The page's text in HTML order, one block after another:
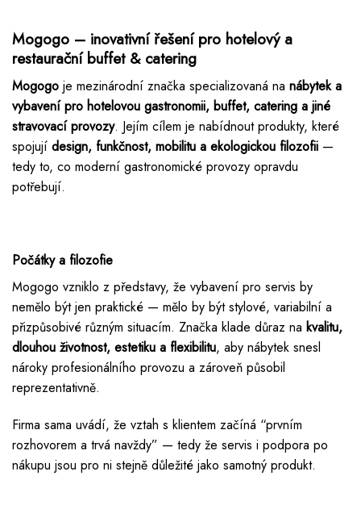
Mogogo – inovativní řešení pro hotelový a
restaurační buffet & catering
Mogogo je mezinárodní značka specializovaná na nábytek a
vybavení pro hotelovou gastronomii, buffet, catering a jiné
stravovací provozy. Jejím cílem je nabídnout produkty, které
spojují design, funkčnost, mobilitu a ekologickou filozofii —
tedy to, co moderní gastronomické provozy opravdu
potřebují.
Počátky a filozofie
Mogogo vzniklo z představy, že vybavení pro servis by
nemělo být jen praktické — mělo by být stylové, variabilní a
přizpůsobivé různým situacím. Značka klade důraz na kvalitu,
dlouhou životnost, estetiku a flexibilitu, aby nábytek snesl
nároky profesionálního provozu a zároveň působil
reprezentativně.
Firma sama uvádí, že vztah s klientem začíná “prvním
rozhovorem a trvá navždy” — tedy že servis i podpora po
nákupu jsou pro ni stejně důležité jako samotný produkt.